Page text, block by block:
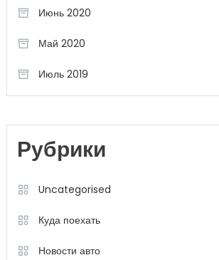
Июнь 2020
Май 2020
Июль 2019
Рубрики
Uncategorised
Куда поехать
Новости авто